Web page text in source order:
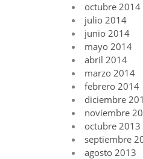
octubre 2014
julio 2014
junio 2014
mayo 2014
abril 2014
marzo 2014
febrero 2014
diciembre
noviembre
octubre 2013
septiembre
agosto 2013